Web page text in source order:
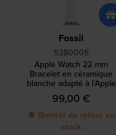
Fossil
S380005
Apple Watch 22 mm
Bracelet en céramique
blanche adapté à l'Apple
Watch 38/40mm
99,00 €
● Bientôt de retour en
stock